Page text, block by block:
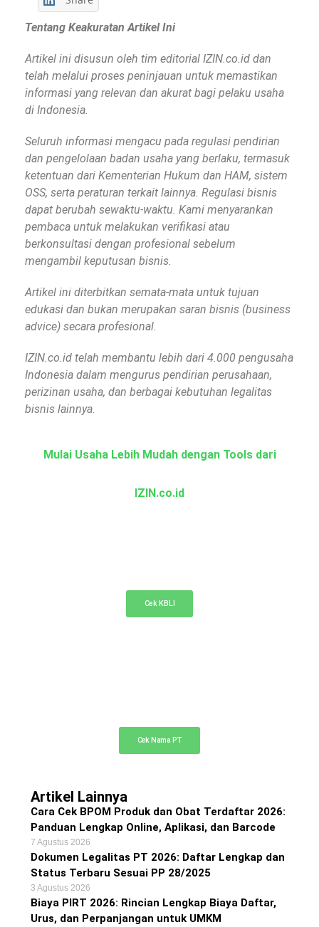
Tentang Keakuratan Artikel Ini
Artikel ini disusun oleh tim editorial IZIN.co.id dan
telah melalui proses peninjauan untuk memastikan
informasi yang relevan dan akurat bagi pelaku usaha
di Indonesia.
Seluruh informasi mengacu pada regulasi pendirian
dan pengelolaan badan usaha yang berlaku, termasuk
ketentuan dari Kementerian Hukum dan HAM, sistem
OSS, serta peraturan terkait lainnya. Regulasi bisnis
dapat berubah sewaktu-waktu. Kami menyarankan
pembaca untuk melakukan verifikasi atau
berkonsultasi dengan profesional sebelum
mengambil keputusan bisnis.
Artikel ini diterbitkan semata-mata untuk tujuan
edukasi dan bukan merupakan saran bisnis (business
advice) secara profesional.
IZIN.co.id telah membantu lebih dari 4.000 pengusaha
Indonesia dalam mengurus pendirian perusahaan,
perizinan usaha, dan berbagai kebutuhan legalitas
bisnis lainnya.
Mulai Usaha Lebih Mudah dengan Tools dari
IZIN.co.id
Cek KBLI
Cek Nama PT
Artikel Lainnya
Cara Cek BPOM Produk dan Obat Terdaftar 2026:
Panduan Lengkap Online, Aplikasi, dan Barcode
7 Agustus 2026
Dokumen Legalitas PT 2026: Daftar Lengkap dan
Status Terbaru Sesuai PP 28/2025
3 Agustus 2026
Biaya PIRT 2026: Rincian Lengkap Biaya Daftar,
Urus, dan Perpanjangan untuk UMKM